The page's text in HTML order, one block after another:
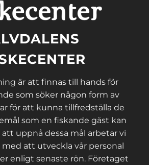
är att finnas till hands för
som söker någon form av
för att kunna tillfredställa de
som en fiskande gäst kan
att uppnå dessa mål arbetar vi
att utveckla vår personal
enligt senaste rön. Företaget